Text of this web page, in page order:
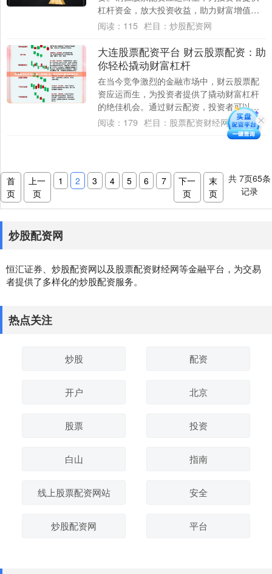
杠杆资金，放大投资收益，助力财富增值。
该公司持有正规的营业执照，并接受监管机
阅读： 115 栏目： 炒股配资网
大连股票配资平台 财云股票配资：助
你轻松撬动财富杠杆
在当今竞争激烈的金融市场中，财云股票配
资应运而生，为投资者提供了撬动财富杠杆
的绝佳机会。通过财云配资，投资者可以放
大自己的资金，从而获得更高的投资收益。
阅读： 179 栏目： 股票配资财经网
首
页
上一
页
1 2 3 4 5 6 7
下一
页
末
页
共 7页65条
记录
炒股配资网
恒汇证券、炒股配资网以及股票配资财经网等金融平台，为交易
者提供了多样化的炒股配资服务。
热点关注
炒股 配资
开户 北京
股票 投资
白山 指南
线上股票配资网站 安全
炒股配资网 平台